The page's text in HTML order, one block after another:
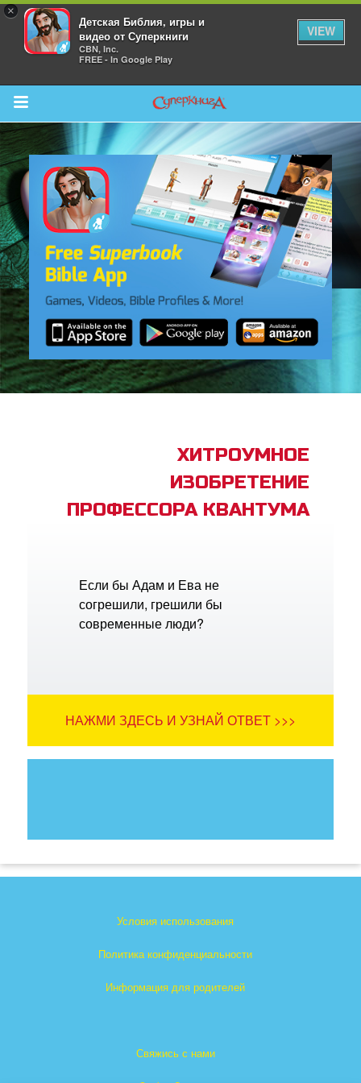
×
Детская Библия, игры и
видео от Суперкниги
CBN, Inc.
FREE - In Google Play
VIEW
Return to Content
Bible App
ХИТРОУМНОЕ
ИЗОБРЕТЕНИЕ
ПРОФЕССОРА КВАНТУМА
Если бы Адам и Ева не
согрешили, грешили бы
современные люди?
НАЖМИ ЗДЕСЬ И УЗНАЙ ОТВЕТ >>>
Условия использования
Политика конфиденциальности
Информация для родителей
Свяжись с нами